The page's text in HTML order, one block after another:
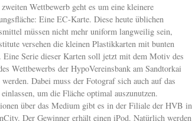
Wettbewerb geht es um eine kleinere
Eine EC-Karte. Diese heute üblichen
müssen nicht mehr uniform langweilig sein,
versehen die kleinen Plastikkarten mit bunten
Eine Serie dieser Karten soll jetzt mit dem Motiv des
Wettbewerbs der HypoVereinsbank am Sandtorkai
werden. Dabei muss der Fotograf sich auch auf das
um die Fläche optimal auszunutzen.
über das Medium gibt es in der Filiale der HVB in
Der Gewinner erhält einen iPod. Natürlich werden